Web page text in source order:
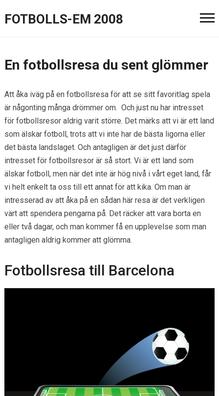
FOTBOLLS-EM 2008
En fotbollsresa du sent glömmer
Att åka iväg på en fotbollsresa för att se sitt favoritlag spela
är någonting många drömmer om. Och just nu har intresset
för fotbollsresor aldrig varit större. Det märks att vi är ett land
som älskar fotboll, trots att vi inte har de bästa ligorna eller
det bästa landslaget. Och antagligen är det just därför
intresset för fotbollsresor är så stort. Vi är ett land som
älskar fotboll, men när det inte är hög nivå i vårt eget land, får
vi helt enkelt ta oss till ett annat för att kika. Om man är
intresserad av att åka på en sådan här resa är det verkligen
värt att spendera pengarna på. Det räcker att vara borta en
eller två dagar, och man kommer få en upplevelse som man
antagligen aldrig kommer att glömma.
Fotbollsresa till Barcelona